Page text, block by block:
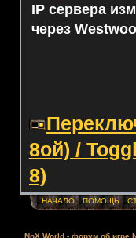
IP сервера
через
8ой) /
8)
НАЧАЛО ПОМОЩЬ
NoX World - форум об игре